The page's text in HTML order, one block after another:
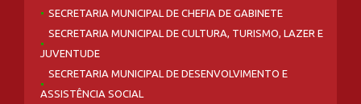
SECRETARIA MUNICIPAL DE CHEFIA DE GABINETE
SECRETARIA MUNICIPAL DE CULTURA, TURISMO, LAZER E
JUVENTUDE
SECRETARIA MUNICIPAL DE DESENVOLVIMENTO E
ASSISTÊNCIA SOCIAL